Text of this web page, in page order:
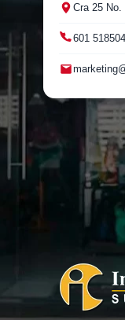
Cra 25 No.
601